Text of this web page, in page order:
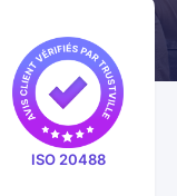
ISO 20488